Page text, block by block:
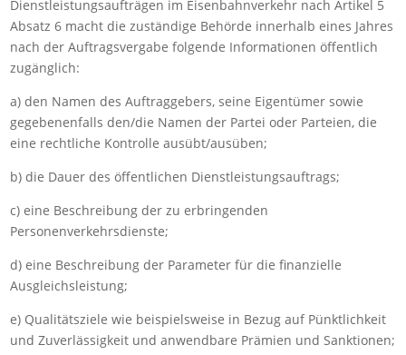
Dienstleistungsaufträgen im Eisenbahnverkehr nach Artikel 5
Absatz 6 macht die zuständige Behörde innerhalb eines Jahres
nach der Auftragsvergabe folgende Informationen öffentlich
zugänglich:
a) den Namen des Auftraggebers, seine Eigentümer sowie
gegebenenfalls den/die Namen der Partei oder Parteien, die
eine rechtliche Kontrolle ausübt/ausüben;
b) die Dauer des öffentlichen Dienstleistungsauftrags;
c) eine Beschreibung der zu erbringenden
Personenverkehrsdienste;
d) eine Beschreibung der Parameter für die finanzielle
Ausgleichsleistung;
e) Qualitätsziele wie beispielsweise in Bezug auf Pünktlichkeit
und Zuverlässigkeit und anwendbare Prämien und Sanktionen;